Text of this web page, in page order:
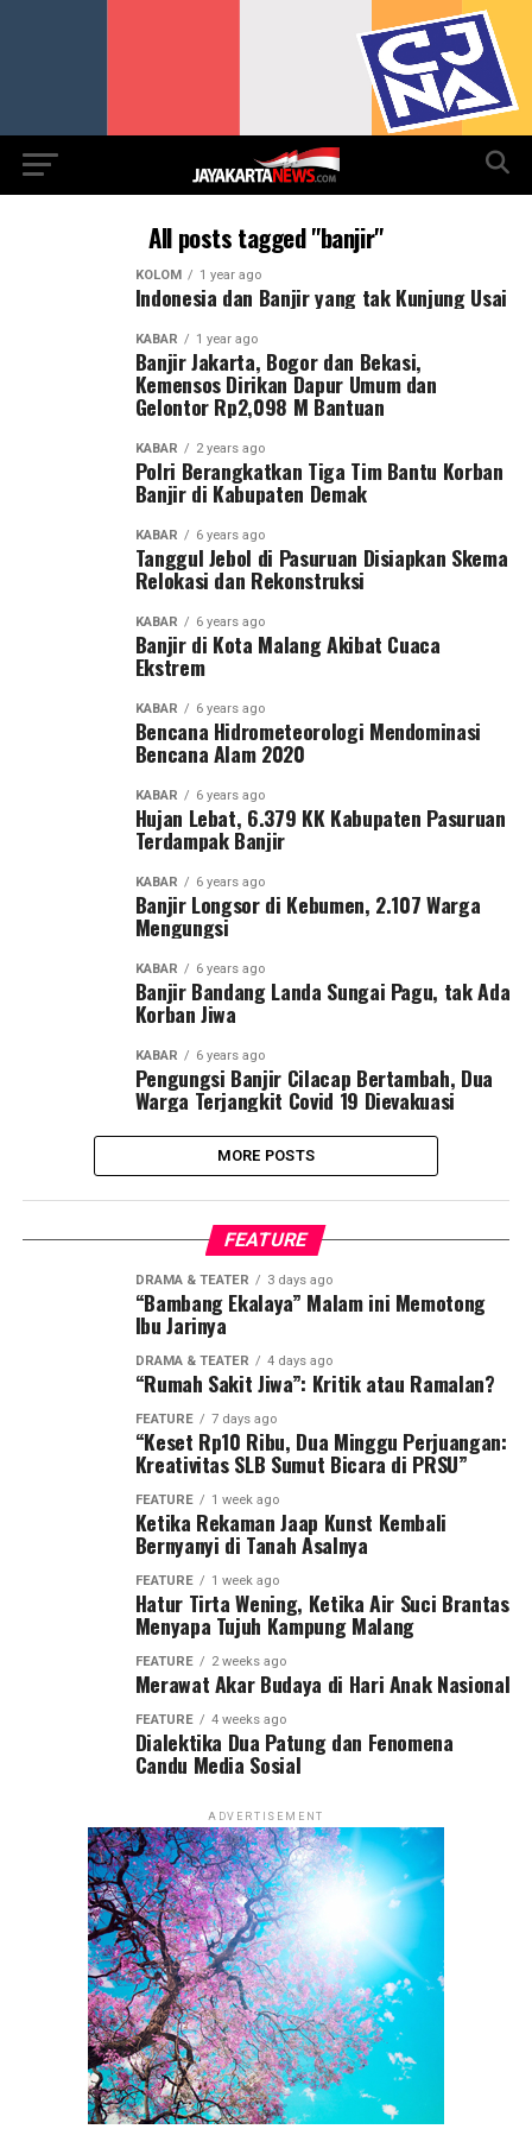
All posts tagged "banjir"
KOLOM 1 year ago
Indonesia dan Banjir yang tak Kunjung Usai
KABAR 1 year ago
Banjir Jakarta, Bogor dan Bekasi,
Kemensos Dirikan Dapur Umum dan
Gelontor Rp2,098 M Bantuan
KABAR 2 years ago
Polri Berangkatkan Tiga Tim Bantu Korban
Banjir di Kabupaten Demak
KABAR 6 years ago
Tanggul Jebol di Pasuruan Disiapkan Skema
Relokasi dan Rekonstruksi
KABAR 6 years ago
Banjir di Kota Malang Akibat Cuaca
Ekstrem
KABAR 6 years ago
Bencana Hidrometeorologi Mendominasi
Bencana Alam 2020
KABAR 6 years ago
Hujan Lebat, 6.379 KK Kabupaten Pasuruan
Terdampak Banjir
KABAR 6 years ago
Banjir Longsor di Kebumen, 2.107 Warga
Mengungsi
KABAR 6 years ago
Banjir Bandang Landa Sungai Pagu, tak Ada
Korban Jiwa
KABAR 6 years ago
Pengungsi Banjir Cilacap Bertambah, Dua
Warga Terjangkit Covid 19 Dievakuasi
MORE POSTS
FEATURE
DRAMA & TEATER 3 days ago
“Bambang Ekalaya” Malam ini Memotong
Ibu Jarinya
DRAMA & TEATER 4 days ago
“Rumah Sakit Jiwa”: Kritik atau Ramalan?
FEATURE 7 days ago
“Keset Rp10 Ribu, Dua Minggu Perjuangan:
Kreativitas SLB Sumut Bicara di PRSU”
FEATURE 1 week ago
Ketika Rekaman Jaap Kunst Kembali
Bernyanyi di Tanah Asalnya
FEATURE 1 week ago
Hatur Tirta Wening, Ketika Air Suci Brantas
Menyapa Tujuh Kampung Malang
FEATURE 2 weeks ago
Merawat Akar Budaya di Hari Anak Nasional
FEATURE 4 weeks ago
Dialektika Dua Patung dan Fenomena
Candu Media Sosial
ADVERTISEMENT